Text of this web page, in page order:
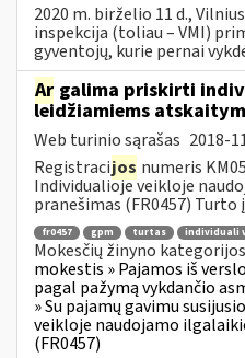
2020 m. birželio 11 d.,
inspekcija (toliau – VMI)
gyventojų, kurie pernai
Ar galima priskirti
leidžiamiems
Web turinio sąrašas 2018-
Registracijos numeris
Individualioje veikloje
pranešimas (FR0457)
fr0457 gpm turtas individuali
Mokesčių žinyno
mokestis » Pajamos iš
pagal pažymą vykdančio
» Su pajamų gavimu
veikloje naudojamo
(FR0457)